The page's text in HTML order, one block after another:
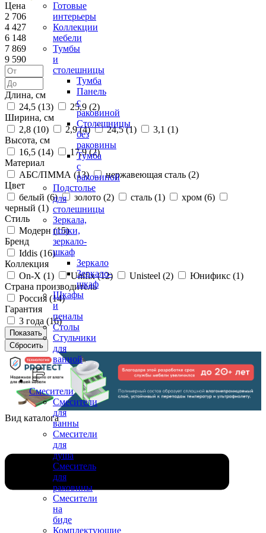
Готовые
интерьеры
Коллекции
мебели
Тумбы
и
столешницы
Тумба
Панель
с
раковиной
Столешницы
без
раковины
Тумба
с
раковиной
Подстолье
для
столешницы
Зеркала,
полки,
зеркало-
шкаф
Зеркало
Зеркало-
шкаф
Шкафы
и
пеналы
Столы
Стульчики
для
ванной
Смесители
Смесители
для
ванны
Смесители
для
душа
Смеситель
для
раковины
Смесители
на
биде
Комплектующие
Цена
2 706
4 427
6 148
7 869
9 590
Длина, см
24,5 (13) 25,9 (2)
Ширина, см
2,8 (10) 2,9 (4) 24,5 (1) 3,1 (1)
Высота, см
16,5 (14) 17,9 (2)
Материал
АБС/ПММА (13) нержавеющая сталь (2)
Цвет
белый (6) золото (2) сталь (1) хром (6)
черный (1)
Стиль
Модерн (15)
Бренд
Iddis (16)
Коллекция
On-X (1) Unifix (12) Unisteel (2) Юнификс (1)
Страна производитель
Россия (14)
Гарантия
3 года (16)
Вид каталога